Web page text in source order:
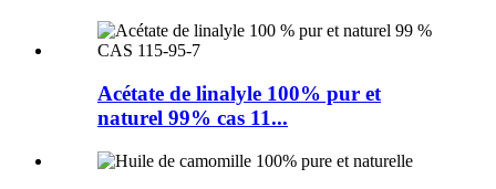
Acétate de linalyle 100% pur et
naturel 99% cas 11...